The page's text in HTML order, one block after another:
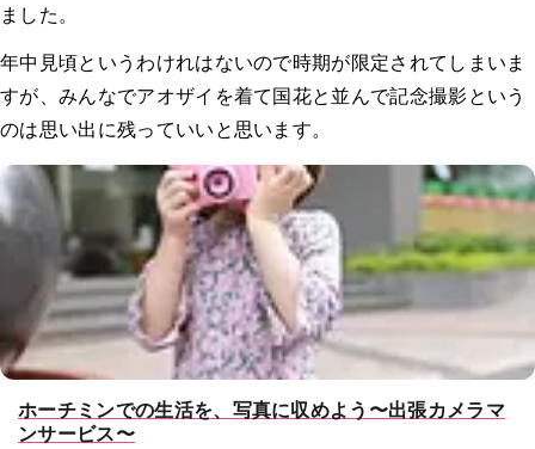
ました。
年中見頃というわけれはないので時期が限定されてしまいま
すが、みんなでアオザイを着て国花と並んで記念撮影という
のは思い出に残っていいと思います。
ホーチミンでの生活を、写真に収めよう〜出張カメラマ
ンサービス〜